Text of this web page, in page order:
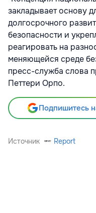
закладывает основу
долгосрочного
безопасности и
реагировать на
меняющейся среде
пресс-служба слова
Петтери Орпо.
Подпишитесь
Источник Report